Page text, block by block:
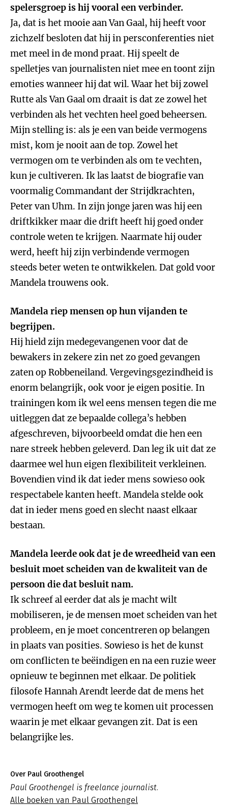
spelersgroep is hij vooral een verbinder.
Ja, dat is het mooie aan Van Gaal, hij heeft voor
zichzelf besloten dat hij in persconferenties niet
met meel in de mond praat. Hij speelt de
spelletjes van journalisten niet mee en toont zijn
emoties wanneer hij dat wil. Waar het bij zowel
Rutte als Van Gaal om draait is dat ze zowel het
verbinden als het vechten heel goed beheersen.
Mijn stelling is: als je een van beide vermogens
mist, kom je nooit aan de top. Zowel het
vermogen om te verbinden als om te vechten,
kun je cultiveren. Ik las laatst de biografie van
voormalig Commandant der Strijdkrachten,
Peter van Uhm. In zijn jonge jaren was hij een
driftkikker maar die drift heeft hij goed onder
controle weten te krijgen. Naarmate hij ouder
werd, heeft hij zijn verbindende vermogen
steeds beter weten te ontwikkelen. Dat gold voor
Mandela trouwens ook.
Mandela riep mensen op hun vijanden te
begrijpen.
Hij hield zijn medegevangenen voor dat de
bewakers in zekere zin net zo goed gevangen
zaten op Robbeneiland. Vergevingsgezindheid is
enorm belangrijk, ook voor je eigen positie. In
trainingen kom ik wel eens mensen tegen die me
uitleggen dat ze bepaalde collega’s hebben
afgeschreven, bijvoorbeeld omdat die hen een
nare streek hebben geleverd. Dan leg ik uit dat ze
daarmee wel hun eigen flexibiliteit verkleinen.
Bovendien vind ik dat ieder mens sowieso ook
respectabele kanten heeft. Mandela stelde ook
dat in ieder mens goed en slecht naast elkaar
bestaan.
Mandela leerde ook dat je de wreedheid van een
besluit moet scheiden van de kwaliteit van de
persoon die dat besluit nam.
Ik schreef al eerder dat als je macht wilt
mobiliseren, je de mensen moet scheiden van het
probleem, en je moet concentreren op belangen
in plaats van posities. Sowieso is het de kunst
om conflicten te beëindigen en na een ruzie weer
opnieuw te beginnen met elkaar. De politiek
filosofe Hannah Arendt leerde dat de mens het
vermogen heeft om weg te komen uit processen
waarin je met elkaar gevangen zit. Dat is een
belangrijke les.
Over Paul Groothengel
Paul Groothengel is freelance journalist.
Alle boeken van Paul Groothengel